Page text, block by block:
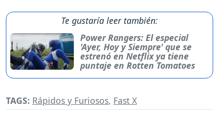
Te gustaría leer también:
Power Rangers: El especial
'Ayer, Hoy y Siempre' que se
estrenó en Netflix ya tiene
puntaje en Rotten Tomatoes
TAGS: Rápidos y Furiosos, Fast X